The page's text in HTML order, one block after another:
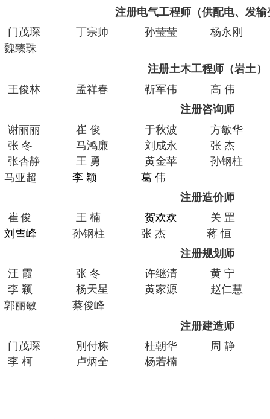
注册电气工程师（供配电、发输
门 茂琛 丁宗帅 孙莹莹
杨永刚
魏臻珠
注册土木工程师（岩土）
王俊林
孟祥春 靳军伟
高 伟
注册咨询师
谢丽丽
崔 俊 于秋波
方敏华
张 冬
马鸿廉 刘成永
张 杰
张杏静
王 勇 黄金苹
孙钢柱
马亚超
李 颖
葛 伟
注册造价师
崔 俊 王 楠 贺欢欢
关 罡
刘雪峰
孙钢柱 张 杰
蒋 恒
注册规划师
汪 霞 张 冬 许继清
黄 宁
李 颖
杨天星 黄家源
赵仁慧
郭丽敏
蔡俊峰
注册建造师
门茂琛
別付栋 杜朝华
周 静
李 柯
卢炳全 杨若楠